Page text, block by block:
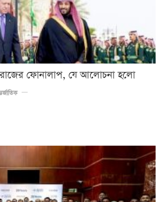
ফোনালাপ, যে আলোচনা হলো